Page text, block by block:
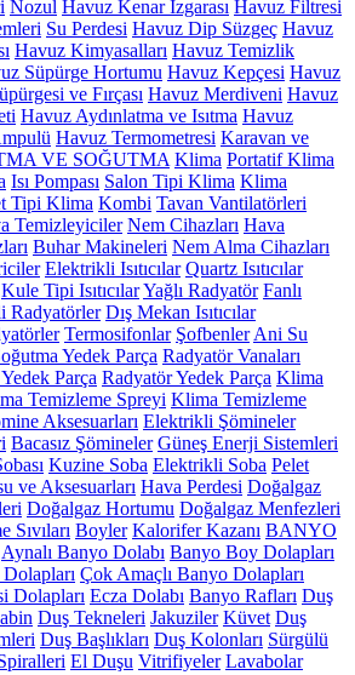
Nozul Havuz Kenar Izgarası Havuz Filtresi
Su Perdesi Havuz Dip Süzgeç Havuz
Havuz Kimyasalları Havuz Temizlik
Süpürge Hortumu Havuz Kepçesi Havuz
ve Fırçası Havuz Merdiveni Havuz
Havuz Aydınlatma ve Isıtma Havuz
Havuz Termometresi Karavan ve
VE SOĞUTMA Klima Portatif Klima
Isı Pompası Salon Tipi Klima Klima
Tipi Klima Kombi Tavan Vantilatörleri
Temizleyiciler Nem Cihazları Hava
Buhar Makineleri Nem Alma Cihazları
Elektrikli Isıtıcılar Quartz Isıtıcılar
Kule Tipi IsıtıcılarYağlı Radyatör Fanlı
Radyatörler Dış Mekan Isıtıcılar
Termosifonlar Şofbenler Ani Su
Yedek Parça Radyatör Vanaları
Parça Radyatör Yedek Parça Klima
Temizleme Spreyi Klima Temizleme
Aksesuarları Elektrikli Şömineler
Bacasız Şömineler Güneş Enerji Sistemleri
Kuzine Soba Elektrikli Soba Pelet
ve Aksesuarları Hava Perdesi Doğalgaz
Doğalgaz Hortumu Doğalgaz Menfezleri
Sıvıları Boyler Kalorifer Kazanı BANYO
Aynalı Banyo Dolabı Banyo Boy Dolapları
Çok Amaçlı Banyo Dolapları
Dolapları Ecza Dolabı Banyo Rafları Duş
Duş Tekneleri Jakuziler Küvet Duş
Duş Başlıkları Duş Kolonları Sürgülü
El Duşu Vitrifiyeler Lavabolar